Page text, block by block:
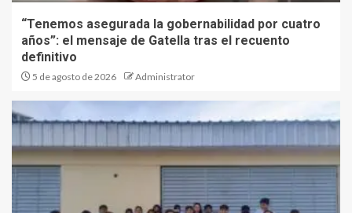
“Tenemos asegurada la gobernabilidad por cuatro
años”: el mensaje de Gatella tras el recuento
definitivo
5 de agosto de 2026 Administrator